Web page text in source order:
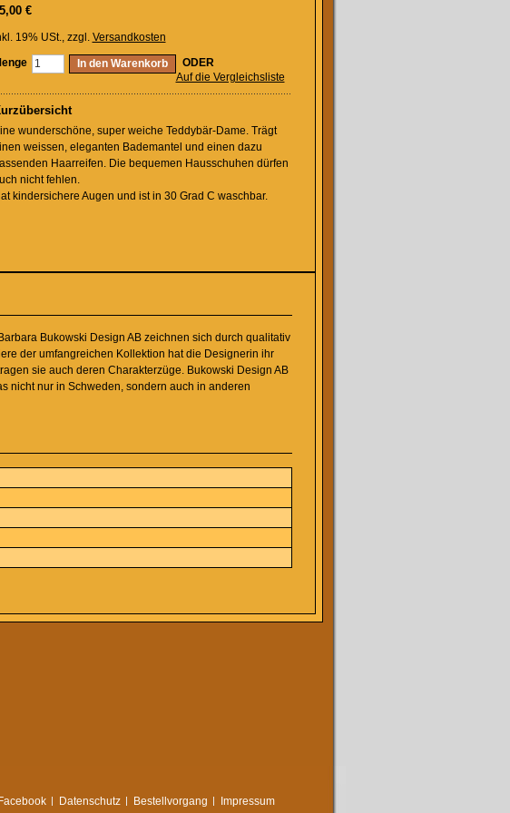
€
19% USt., zzgl. Versandkosten
In den Warenkorb
ODER
Auf die Vergleichsliste
wunderschöne, super weiche Teddybär-Dame. Trägt
weissen, eleganten Bademantel und einen dazu
Haarreifen. Die bequemen Hausschuhen dürfen
nicht fehlen.
kindersichere Augen und ist in 30 Grad C waschbar.
Bukowski Design AB zeichnen sich durch qualitativ
der umfangreichen Kollektion hat die Designerin ihr
sie auch deren Charakterzüge. Bukowski Design AB
nicht nur in Schweden, sondern auch in anderen
Facebook Datenschutz Bestellvorgang
Impressum